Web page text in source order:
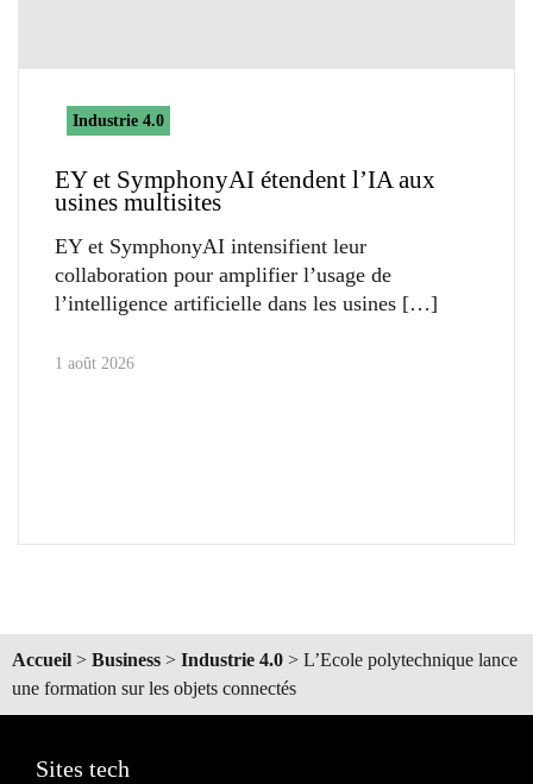
Industrie 4.0
EY et SymphonyAI étendent l’IA aux
usines multisites
EY et SymphonyAI intensifient leur
collaboration pour amplifier l’usage de
l’intelligence artificielle dans les usines
1 août 2026
Accueil > Business > Industrie 4.0 > L’Ecole polytechnique lance
une formation sur les objets connectés
Sites tech